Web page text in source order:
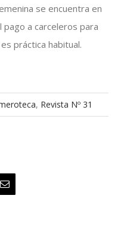
se encuentra en
pago a carceleros para
práctica habitual.
, Revista Nº 31
Correo
electrónico